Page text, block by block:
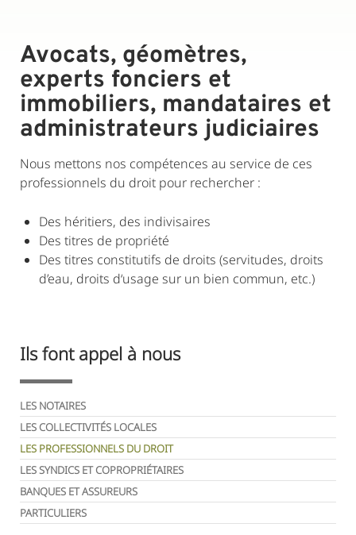
Avocats, géomètres,
experts fonciers et
immobiliers, mandataires et
administrateurs judiciaires
Nous mettons nos compétences au service de ces
professionnels du droit pour rechercher :
Des héritiers, des indivisaires
Des titres de propriété
Des titres constitutifs de droits (servitudes, droits
d’eau, droits d‘usage sur un bien commun, etc.)
Ils font appel à nous
LES NOTAIRES
LES COLLECTIVITÉS LOCALES
LES PROFESSIONNELS DU DROIT
LES SYNDICS ET COPROPRIÉTAIRES
BANQUES ET ASSUREURS
PARTICULIERS